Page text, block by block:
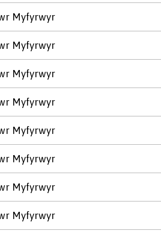
Myfyrwyr
Myfyrwyr
Myfyrwyr
Myfyrwyr
Myfyrwyr
Myfyrwyr
Myfyrwyr
Myfyrwyr